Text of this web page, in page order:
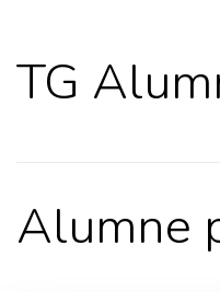
TG
Alumne